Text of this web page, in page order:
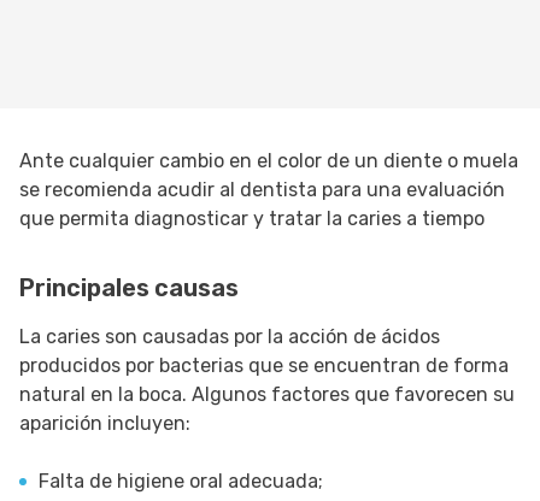
Ante cualquier cambio en el color de un diente o muela
se recomienda acudir al dentista para una evaluación
que permita diagnosticar y tratar la caries a tiempo
Principales causas
La caries son causadas por la acción de ácidos
producidos por bacterias que se encuentran de forma
natural en la boca. Algunos factores que favorecen su
aparición incluyen:
Falta de higiene oral adecuada;